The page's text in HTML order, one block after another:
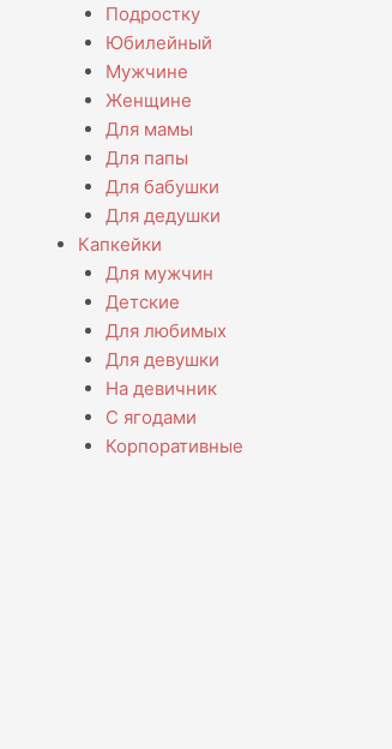
Подростку
Юбилейный
Мужчине
Женщине
Для мамы
Для папы
Для бабушки
Для дедушки
Капкейки
Для мужчин
Детские
Для любимых
Для девушки
На девичник
С ягодами
Корпоративные